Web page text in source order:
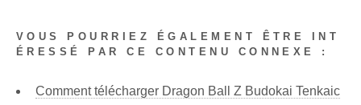
VOUS POURRIEZ ÉGALEMENT ÊTRE INT
ÉRESSÉ PAR CE CONTENU CONNEXE :
Comment télécharger Dragon Ball Z Budokai Tenkaic